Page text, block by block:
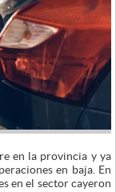
en la provincia y ya
en baja. En
en el sector cayeron